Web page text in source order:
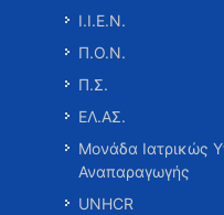
Ι.Ι.Ε.Ν.
Π.Ο.Ν.
Π.Σ.
ΕΛ.ΑΣ.
Μονάδα Ιατρικώς
Αναπαραγωγής
UNHCR